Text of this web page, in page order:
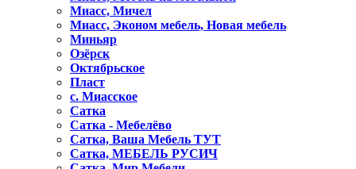
Миасс, Мичел
Миасс, Эконом мебель, Новая мебель
Миньяр
Озёрск
Октябрьское
Пласт
с. Миасское
Сатка
Сатка - Мебелёво
Сатка, Ваша Мебель ТУТ
Сатка, МЕБЕЛЬ РУСИЧ